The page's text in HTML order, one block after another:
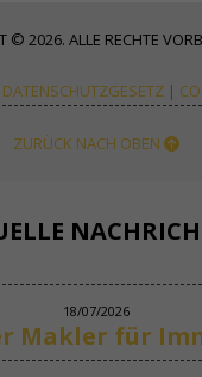
© 2026. ALLE RECHTE
DATENSCHUTZGESETZ |
ZURÜCK NACH OBEN
18/07/2026